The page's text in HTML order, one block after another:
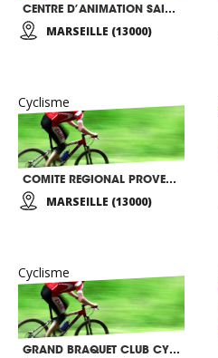
CENTRE D’ANIMATION SAINT ANDRE
MARSEILLE (13000)
Cyclisme
COMITE REGIONAL PROVENCE CYCLISME
MARSEILLE (13000)
Cyclisme
GRAND BRAQUET CLUB CYCLISME